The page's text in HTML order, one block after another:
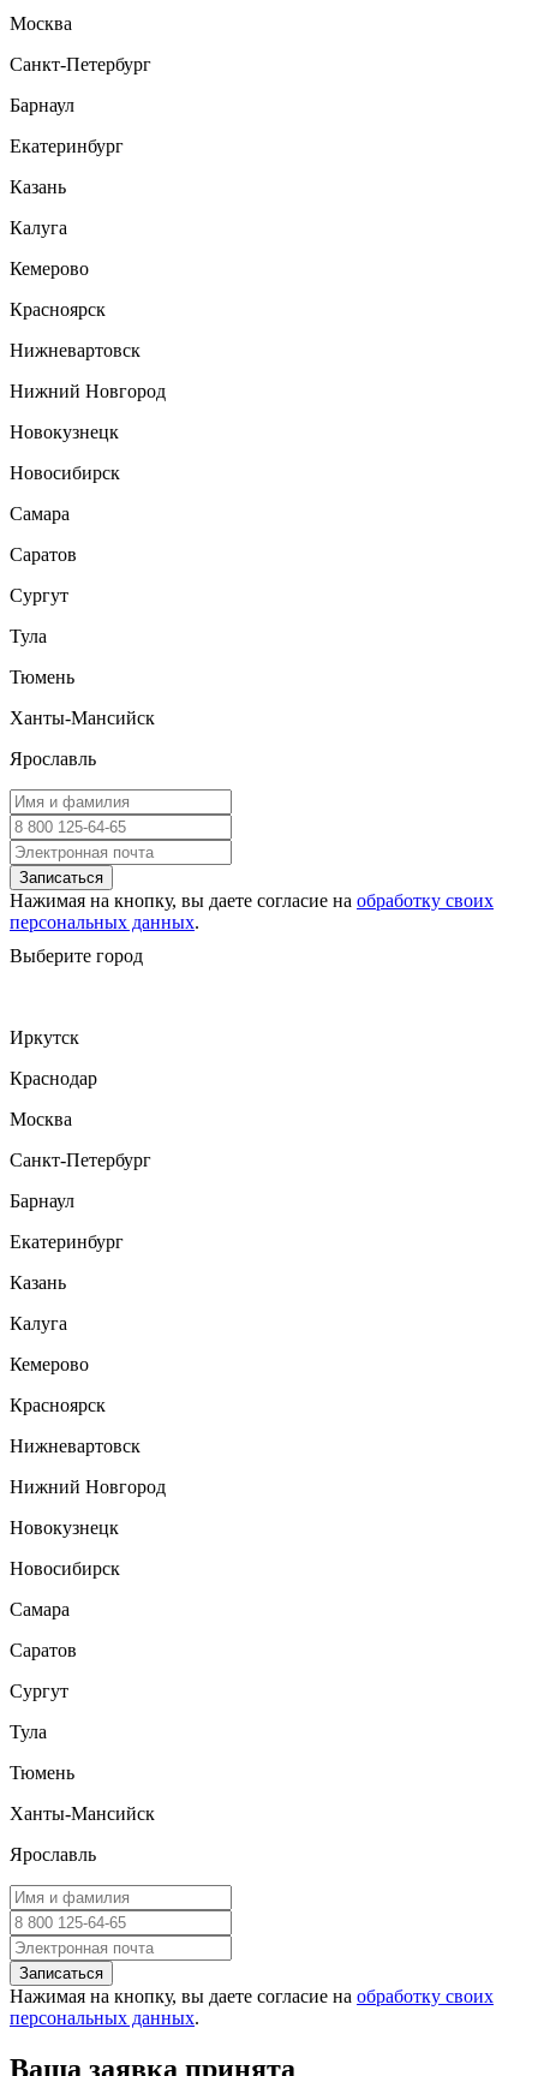
Москва
Санкт-Петербург
Барнаул
Екатеринбург
Казань
Калуга
Кемерово
Красноярск
Нижневартовск
Нижний Новгород
Новокузнецк
Новосибирск
Самара
Саратов
Сургут
Тула
Тюмень
Ханты-Мансийск
Ярославль
Записаться
Нажимая на кнопку, вы даете согласие на обработку своих
персональных данных.
Выберите город
Иркутск
Краснодар
Москва
Санкт-Петербург
Барнаул
Екатеринбург
Казань
Калуга
Кемерово
Красноярск
Нижневартовск
Нижний Новгород
Новокузнецк
Новосибирск
Самара
Саратов
Сургут
Тула
Тюмень
Ханты-Мансийск
Ярославль
Записаться
Нажимая на кнопку, вы даете согласие на обработку своих
персональных данных.
Ваша заявка принята